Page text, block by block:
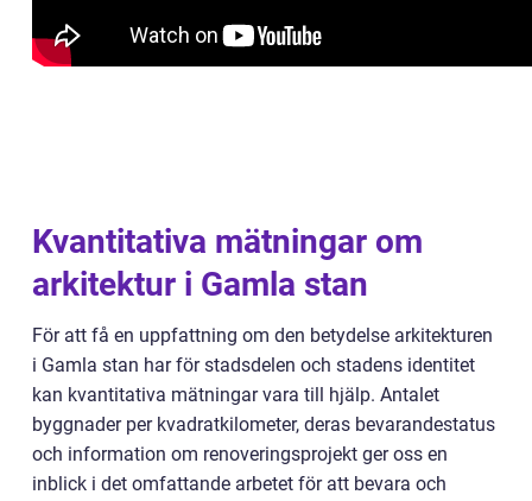
Kvantitativa mätningar om
arkitektur i Gamla stan
För att få en uppfattning om den betydelse arkitekturen
i Gamla stan har för stadsdelen och stadens identitet
kan kvantitativa mätningar vara till hjälp. Antalet
byggnader per kvadratkilometer, deras bevarandestatus
och information om renoveringsprojekt ger oss en
inblick i det omfattande arbetet för att bevara och